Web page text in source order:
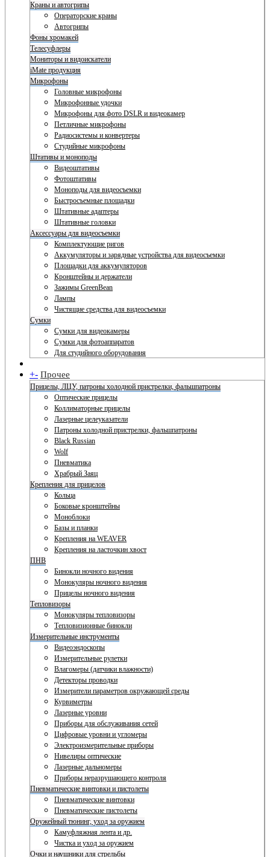
Краны и автогрипы
Операторские краны
Автогрипы
Фоны хромакей
Телесуфлеры
Мониторы и видоискатели
iMate продукция
Микрофоны
Головные микрофоны
Микрофонные удочки
Микрофоны для фото DSLR и видеокамер
Петличные микрофоны
Радиосистемы и конвертеры
Студийные микрофоны
Штативы и моноподы
Видеоштативы
Фотоштативы
Моноподы для видеосъемки
Быстросъемные площадки
Штативные адаптеры
Штативные головки
Аксессуары для видеосъемки
Комплектующие ригов
Аккумуляторы и зарядные устройства для видеосъемки
Площадки для аккумуляторов
Кронштейны и держатели
Зажимы GreenBean
Лампы
Чистящие средства для видеосъемки
Сумки
Сумки для видеокамеры
Сумки для фотоаппаратов
Для студийного оборудования
+- Прочее
Прицелы, ЛЦУ, патроны холодной пристрелки, фальшпатроны
Оптические прицелы
Коллиматорные прицелы
Лазерные целеуказатели
Патроны холодной пристрелки, фальшпатроны
Black Russian
Wolf
Пневматика
Храбрый Заяц
Крепления для прицелов
Кольца
Боковые кронштейны
Моноблоки
Базы и планки
Крепления на WEAVER
Крепления на ласточкин хвост
ПНВ
Бинокли ночного видения
Монокуляры ночного видения
Прицелы ночного видения
Тепловизоры
Монокуляры тепловизоры
Тепловизионные бинокли
Измерительные инструменты
Видеоэндоскопы
Измерительные рулетки
Влагомеры (датчики влажности)
Детекторы проводки
Измерители параметров окружающей среды
Курвиметры
Лазерные уровни
Приборы для обслуживания сетей
Цифровые уровни и угломеры
Электроизмерительные приборы
Нивелиры оптические
Лазерные дальномеры
Приборы неразрушающего контроля
Пневматические винтовки и пистолеты
Пневматические винтовки
Пневматические пистолеты
Оружейный тюнинг, уход за оружием
Камуфляжная лента и др.
Чистка и уход за оружием
Очки и наушники для стрельбы